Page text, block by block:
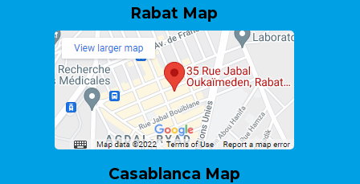
Rabat Map
Casablanca Map